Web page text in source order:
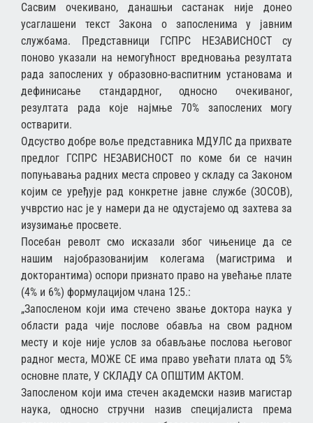
Сасвим очекивано, данашњи састанак није донео
усаглашени текст Закона о запосленима у јавним
службама. Представници ГСПРС НЕЗАВИСНОСТ су
поново указали на немогућност вредновања резултата
рада запослених у образовно-васпитним установама и
дефинисање стандардног, односно очекиваног,
резултата рада које најмње 70% запослених могу
остварити.
Одсуство добре воље представника МДУЛС да прихвате
предлог ГСПРС НЕЗАВИСНОСТ по коме би се начин
попуњавања радних места спровео у складу са Законом
којим се уређује рад конкретне јавне службе (ЗОСОВ),
учврстио нас је у намери да не одустајемо од захтева за
изузимање просвете.
Посебан револт смо исказали због чињенице да се
нашим најобразованијим колегама (магистрима и
докторантима) оспори признато право на увећање плате
(4% и 6%) формулацијом члана 125.:
„Запосленом који има стечено звање доктора наука у
области рада чије послове обавља на свом радном
месту и које није услов за обављање послова његовог
радног места, МОЖЕ СЕ има право увећати плата од 5%
основне плате, У СКЛАДУ СА ОПШТИМ АКТОМ.
Запосленом који има стечен академски назив магистар
наука, односно стручни назив специјалиста према